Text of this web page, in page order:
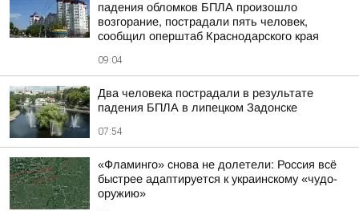
падения обломков БПЛА произошло
возгорание, пострадали пять человек,
сообщил оперштаб Краснодарского края
09:04
Два человека пострадали в результате
падения БПЛА в липецком Задонске
07:54
«Фламинго» снова не долетели: Россия всё
быстрее адаптируется к украинскому «чудо-
оружию»